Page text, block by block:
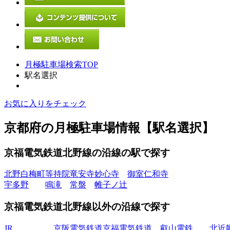
月極駐車場検索TOP
駅名選択
お気に入りをチェック
京都府の月極駐車場情報【駅名選択】
京福電気鉄道北野線の沿線の駅で探す
北野白梅町等持院竜安寺妙心寺
御室仁和寺
宇多野
鳴滝 常盤 帷子ノ辻
京福電気鉄道北野線以外の沿線で探す
JR 京阪電気鉄道京福電気鉄道 叡山電鉄
北近